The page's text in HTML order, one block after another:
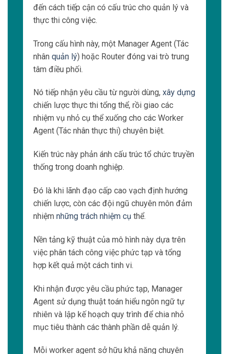
đến cách tiếp cận có cấu trúc cho quản lý và
thực thi công việc.
Trong cấu hình này, một Manager Agent (Tác
nhân quản lý) hoặc Router đóng vai trò trung
tâm điều phối.
Nó tiếp nhận yêu cầu từ người dùng, xây dựng
chiến lược thực thi tổng thể, rồi giao các
nhiệm vụ nhỏ cụ thể xuống cho các Worker
Agent (Tác nhân thực thi) chuyên biệt.
Kiến trúc này phản ánh cấu trúc tổ chức truyền
thống trong doanh nghiệp.
Đó là khi lãnh đạo cấp cao vạch định hướng
chiến lược, còn các đội ngũ chuyên môn đảm
nhiệm những trách nhiệm cụ thể.
Nền tảng kỹ thuật của mô hình này dựa trên
việc phân tách công việc phức tạp và tổng
hợp kết quả một cách tinh vi.
Khi nhận được yêu cầu phức tạp, Manager
Agent sử dụng thuật toán hiểu ngôn ngữ tự
nhiên và lập kế hoạch quy trình để chia nhỏ
mục tiêu thành các thành phần dễ quản lý.
Mỗi worker agent sở hữu khả năng chuyên